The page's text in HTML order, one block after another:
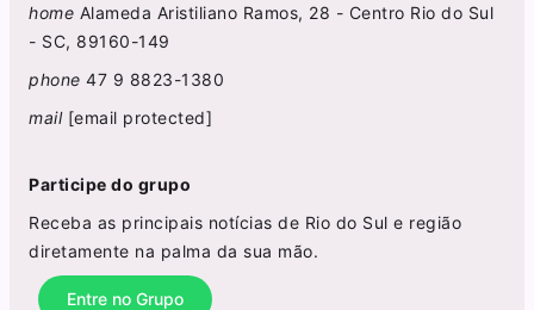
home Alameda Aristiliano Ramos, 28 - Centro Rio do Sul
- SC, 89160-149
phone 47 9 8823-1380
mail [email protected]
Participe do grupo
Receba as principais notícias de Rio do Sul e região
diretamente na palma da sua mão.
Entre no Grupo